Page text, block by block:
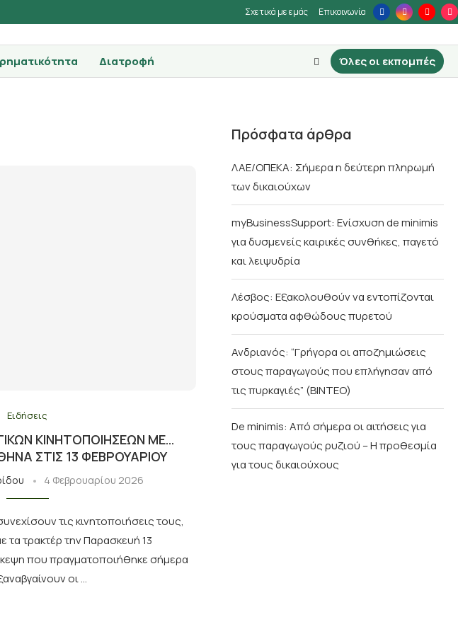
Σχετικά με εμάς Επικοινωνία
Διατροφή Όλες οι εκπομπές
Ειδήσεις
ΚΙΝΗΤΟΠΟΙΉΣΕΩΝ ΜΕ…
ΣΤΙΣ 13 ΦΕΒΡΟΥΑΡΊΟΥ
4 Φεβρουαρίου 2026
τις κινητοποιήσεις τους,
τα τρακτέρ την Παρασκευή 13
που πραγματοποιήθηκε σήμερα
οι …
Πρόσφατα άρθρα
ΛΑΕ/ΟΠΕΚΑ: Σήμερα η δεύτερη πληρωμή
των δικαιούχων
myBusinessSupport: Ενίσχυση de minimis
για δυσμενείς καιρικές συνθήκες, παγετό
και λειψυδρία
Λέσβος: Εξακολουθούν να εντοπίζονται
κρούσματα αφθώδους πυρετού
Ανδριανός: “Γρήγορα οι αποζημιώσεις
στους παραγωγούς που επλήγησαν από
τις πυρκαγιές” (BINTEO)
De minimis: Από σήμερα οι αιτήσεις για
τους παραγωγούς ρυζιού – Η προθεσμία
για τους δικαιούχους